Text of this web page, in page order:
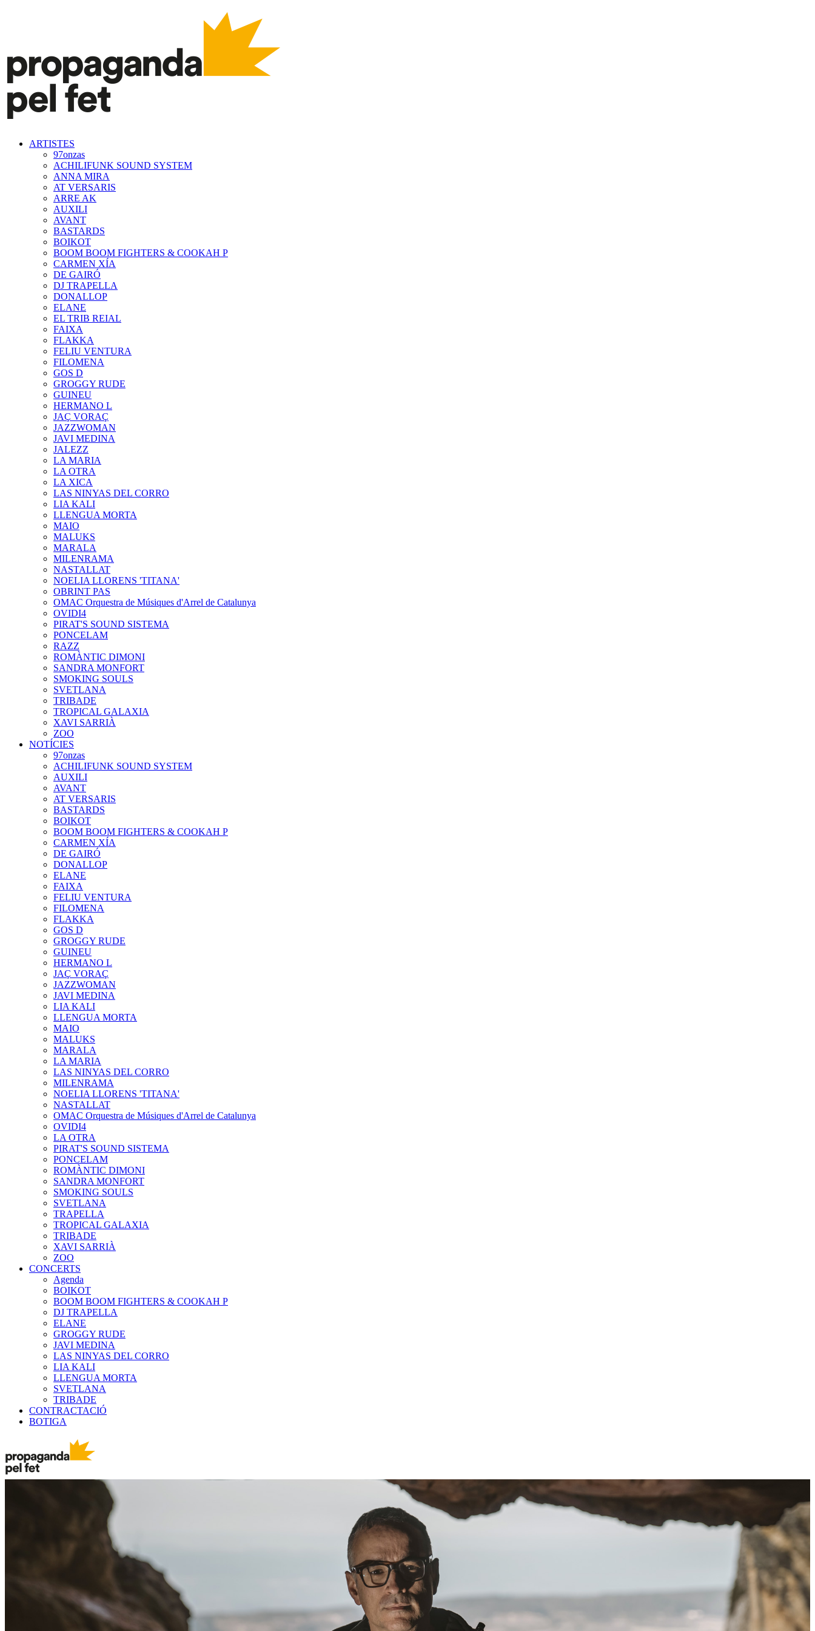
ARTISTES
97onzas
ACHILIFUNK SOUND SYSTEM
ANNA MIRA
AT VERSARIS
ARRE AK
AUXILI
AVANT
BASTARDS
BOIKOT
BOOM BOOM FIGHTERS & COOKAH P
CARMEN XÍA
DE GAIRÓ
DJ TRAPELLA
DONALLOP
ELANE
EL TRIB REIAL
FAIXA
FLAKKA
FELIU VENTURA
FILOMENA
GOS D
GROGGY RUDE
GUINEU
HERMANO L
JAÇ VORAÇ
JAZZWOMAN
JAVI MEDINA
JALEZZ
LA MARIA
LA OTRA
LA XICA
LAS NINYAS DEL CORRO
LIA KALI
LLENGUA MORTA
MAIO
MALUKS
MARALA
MILENRAMA
NASTALLAT
NOELIA LLORENS 'TITANA'
OBRINT PAS
OMAC Orquestra de Músiques d'Arrel de Catalunya
OVIDI4
PIRAT'S SOUND SISTEMA
PONCELAM
RAZZ
ROMÀNTIC DIMONI
SANDRA MONFORT
SMOKING SOULS
SVETLANA
TRIBADE
TROPICAL GALAXIA
XAVI SARRIÀ
ZOO
NOTÍCIES
97onzas
ACHILIFUNK SOUND SYSTEM
AUXILI
AVANT
AT VERSARIS
BASTARDS
BOIKOT
BOOM BOOM FIGHTERS & COOKAH P
CARMEN XÍA
DE GAIRÓ
DONALLOP
ELANE
FAIXA
FELIU VENTURA
FILOMENA
FLAKKA
GOS D
GROGGY RUDE
GUINEU
HERMANO L
JAÇ VORAÇ
JAZZWOMAN
JAVI MEDINA
LIA KALI
LLENGUA MORTA
MAIO
MALUKS
MARALA
LA MARIA
LAS NINYAS DEL CORRO
MILENRAMA
NOELIA LLORENS 'TITANA'
NASTALLAT
OMAC Orquestra de Músiques d'Arrel de Catalunya
OVIDI4
LA OTRA
PIRAT'S SOUND SISTEMA
PONCELAM
ROMÀNTIC DIMONI
SANDRA MONFORT
SMOKING SOULS
SVETLANA
TRAPELLA
TROPICAL GALAXIA
TRIBADE
XAVI SARRIÀ
ZOO
CONCERTS
Agenda
BOIKOT
BOOM BOOM FIGHTERS & COOKAH P
DJ TRAPELLA
ELANE
GROGGY RUDE
JAVI MEDINA
LAS NINYAS DEL CORRO
LIA KALI
LLENGUA MORTA
SVETLANA
TRIBADE
CONTRACTACIÓ
BOTIGA